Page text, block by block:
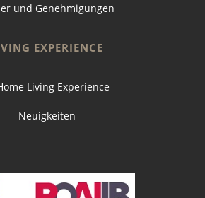
und Genehmigungen
EXPERIENCE
Living Experience
Neuigkeiten